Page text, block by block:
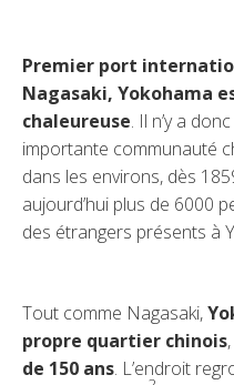
Premier port
Nagasaki, Yokohama
chaleureuse. Il n’y a
importante communauté
dans les environs, dès
aujourd’hui plus de 6000
des étrangers présents à
Tout comme Nagasaki,
propre quartier chinois
de 150 ans. L’endroit